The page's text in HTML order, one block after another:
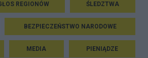
REGIONÓW ŚLEDZTWA
BEZPIECZEŃSTWO NARODOWE
MEDIA PIENIĄDZE